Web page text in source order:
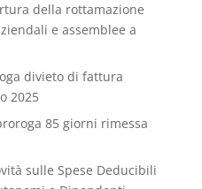
della rottamazione
e assemblee a
divieto di fattura
2025
85 giorni rimessa
sulle Spese Deducibili